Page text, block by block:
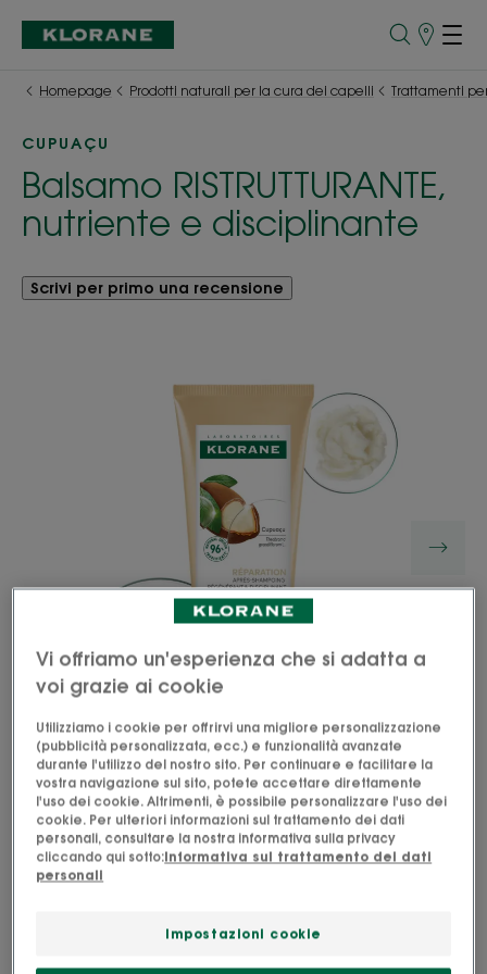
Punti
Homepage Prodotti naturali per la cura dei capelli Trattamenti
CUPUAÇU
Balsamo RISTRUTTURANTE,
nutriente e disciplinante
Scrivi per primo una recensione
Il nostro Balsamo al Cupuaçu BIO nutriente e
disciplinante ristruttura i capelli molto secchi o
danneggiati rendendoli facili da districare.
Principio attivo ottenuto da agricoltura biologica.
Vi offriamo un'esperienza che si adatta a
voi grazie ai cookie
Utilizziamo i cookie per offrirvi una migliore personalizzazione
(pubblicità personalizzata, ecc.) e funzionalità avanzate
durante l'utilizzo del nostro sito. Per continuare e facilitare la
vostra navigazione sul sito, potete accettare direttamente
l'uso dei cookie. Altrimenti, è possibile personalizzare l'uso dei
cookie. Per ulteriori informazioni sul trattamento dei dati
personali, consultare la nostra informativa sulla privacy
cliccando qui sotto:Informativa sul trattamento dei dati
personali
Impostazioni cookie